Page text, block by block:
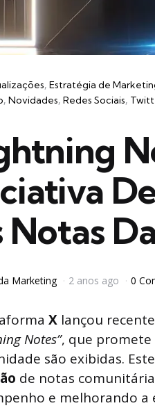
Estratégia de
Novidades Redes Sociais
Notas
Marketing 2 anos ago 0
X lançou
Notes”, que
são exibidas.
de notas
e melhorando a